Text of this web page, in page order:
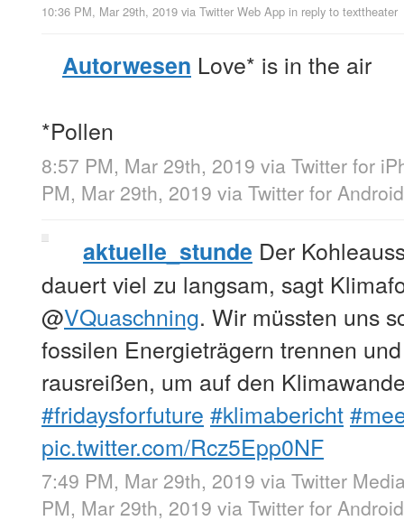
10:36 PM, Mar 29th, 2019 via Twitter Web App in reply to texttheater
Autorwesen Love* is in the air
*Pollen
8:57 PM, Mar 29th, 2019 via Twitter for
PM, Mar 29th, 2019 via Twitter for Android
aktuelle_stunde Der
dauert viel zu langsam, sagt
@VQuaschning. Wir müssten uns
fossilen Energieträgern trennen
rausreißen, um auf den
#fridaysforfuture #klimabericht
pic.twitter.com/Rcz5Epp0NF
7:49 PM, Mar 29th, 2019 via Twitter
PM, Mar 29th, 2019 via Twitter for Android